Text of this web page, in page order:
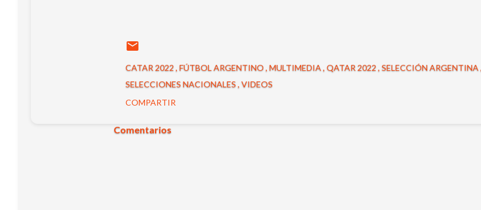
CATAR 2022 FÚTBOL ARGENTINO MULTIMEDIA QATAR 2022 SELECCIÓN ARGENTINA
SELECCIONES NACIONALES VIDEOS
COMPARTIR
Comentarios